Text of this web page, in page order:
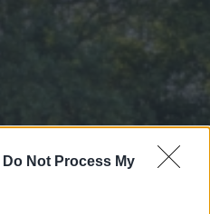
Do Not Process My